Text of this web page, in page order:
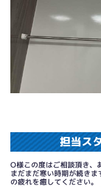
担当ス
O様この度はご相談頂き、
まだまだ寒い時期が続き
の疲れを癒してください。